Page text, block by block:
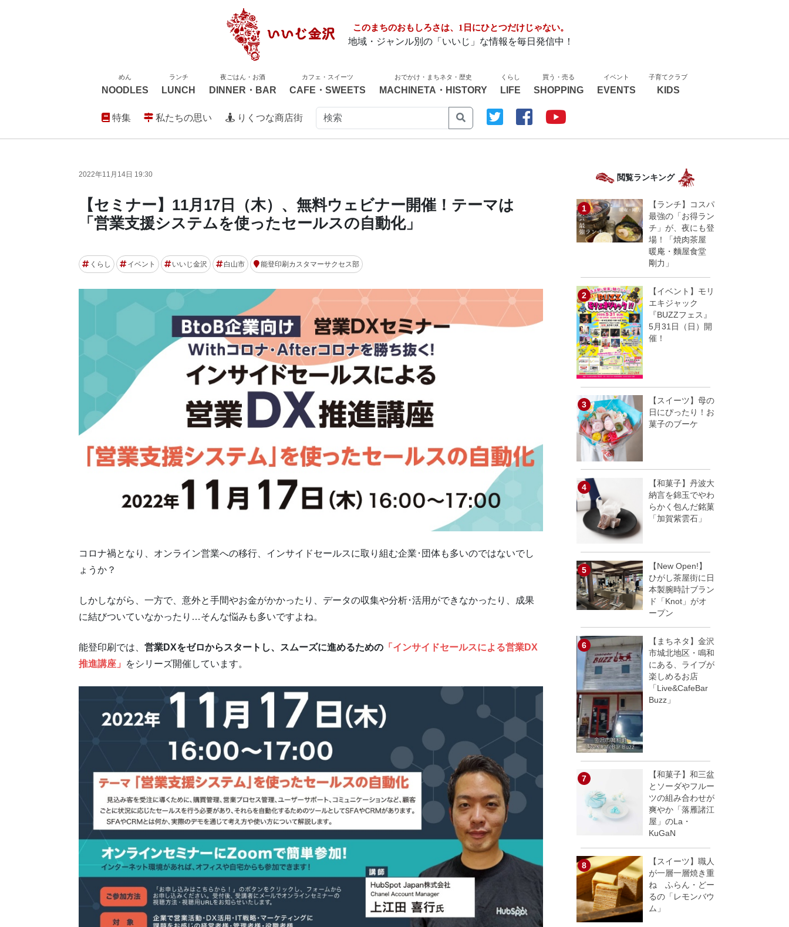
このまちのおもしろさは、1日にひとつだけじゃない。
地域・ジャンル別の「いいじ」な情報を毎日発信中！
めん
NOODLES
ランチ
LUNCH
夜ごはん・お酒
DINNER・BAR
カフェ・スイーツ
CAFE・SWEETS
おでかけ・まちネタ・歴史
MACHINETA・HISTORY
くらし
LIFE
買う・売る
SHOPPING
イベント
EVENTS
子育てクラブ
KIDS
特集 私たちの思い りくつな商店街
2022年11月14日 19:30
【セミナー】11月17日（木）、無料ウェビナー開催！テーマは
「営業支援システムを使ったセールスの自動化」
くらし イベント いいじ金沢 白山市 能登印刷カスタマーサクセス部
コロナ禍となり、オンライン営業への移行、インサイドセールスに取り組む企業･団体も多いのではないでし
ょうか？
しかしながら、一方で、意外と手間やお金がかかったり、データの収集や分析･活用ができなかったり、成果
に結びついていなかったり…そんな悩みも多いですよね。
能登印刷では、 営業DXをゼロからスタートし、スムーズに進めるための 「インサイドセールスによる営業DX
推進講座」
をシリーズ開催しています。
閲覧ランキング
【ランチ】コスパ
最強の「お得ラン
チ」が、夜にも登
場！「焼肉茶屋
暖庵・麵屋食堂
剛力」
【イベント】モリ
エキジャック
『BUZZフェス』
5月31日（日）開
催！
【スイーツ】母の
日にぴったり！お
菓子のブーケ
【和菓子】丹波大
納言を錦玉でやわ
らかく包んだ銘菓
「加賀紫雲石」
【New Open!】
ひがし茶屋街に日
本製腕時計ブラン
ド「Knot」がオ
ープン
【まちネタ】金沢
市城北地区・鳴和
にある、ライブが
楽しめるお店
「Live&CafeBar
Buzz」
【和菓子】和三盆
とソーダやフルー
ツの組み合わせが
爽やか「落雁諸江
屋」のLa・
KuGaN
【スイーツ】職人
が一層一層焼き重
ね ふらん・どー
るの「レモンバウ
ム」